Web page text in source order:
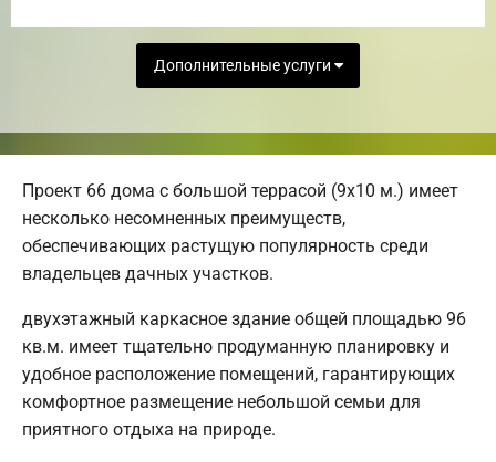
Дополнительные услуги
Проект 66 дома с большой террасой (9х10 м.) имеет
несколько несомненных преимуществ,
обеспечивающих растущую популярность среди
владельцев дачных участков.
двухэтажный каркасное здание общей площадью 96
кв.м. имеет тщательно продуманную планировку и
удобное расположение помещений, гарантирующих
комфортное размещение небольшой семьи для
приятного отдыха на природе.